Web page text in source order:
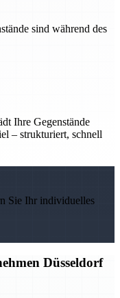
sind während des
Ihre Gegenstände
– strukturiert, schnell
Sie Ihr individuelles
Düsseldorf